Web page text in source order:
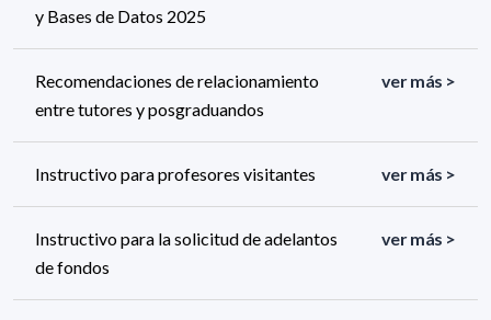
y Bases de Datos 2025
Recomendaciones de relacionamiento
entre tutores y posgraduandos
ver más >
Instructivo para profesores visitantes ver más >
Instructivo para la solicitud de adelantos
de fondos
ver más >